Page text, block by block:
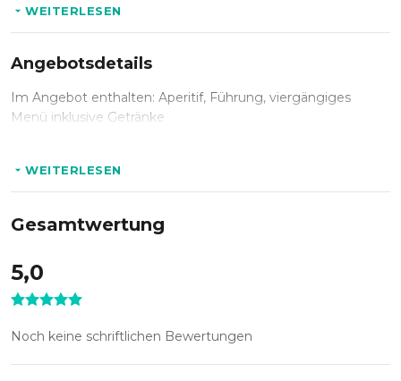
WEITERLESEN
Angebotsdetails
Im Angebot enthalten: Aperitif, Führung, viergängiges
Menü inklusive Getränke
WEITERLESEN
Gesamtwertung
5,0
Noch keine schriftlichen Bewertungen